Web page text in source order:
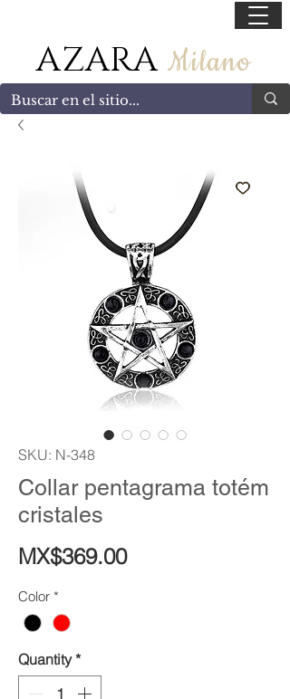
AZARA Milano
SKU: N-348
Collar pentagrama totém
cristales
MX$369.00Price
Color *
Quantity *